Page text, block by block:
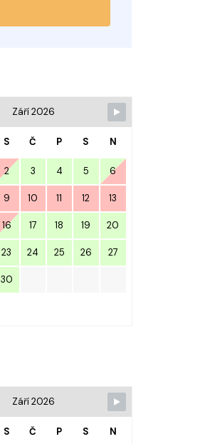
Září 2026
S Č P S N
2 3 4 5 6
9 10 11 12 13
16 17 18 19 20
23 24 25 26 27
30
Září 2026
S Č P S N